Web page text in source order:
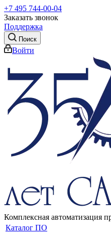
+7 495 744-00-04
Заказать звонок
Поддержка
Поиск
Войти
Комплексная автоматизация
Каталог ПО